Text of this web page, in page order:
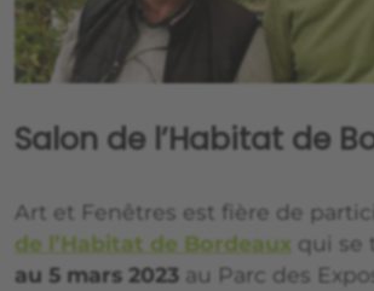
Salon de l’Habitat de
Art et Fenêtres est fière de
de l’Habitat de Bordeaux qui se
au 5 mars 2023 au Parc des